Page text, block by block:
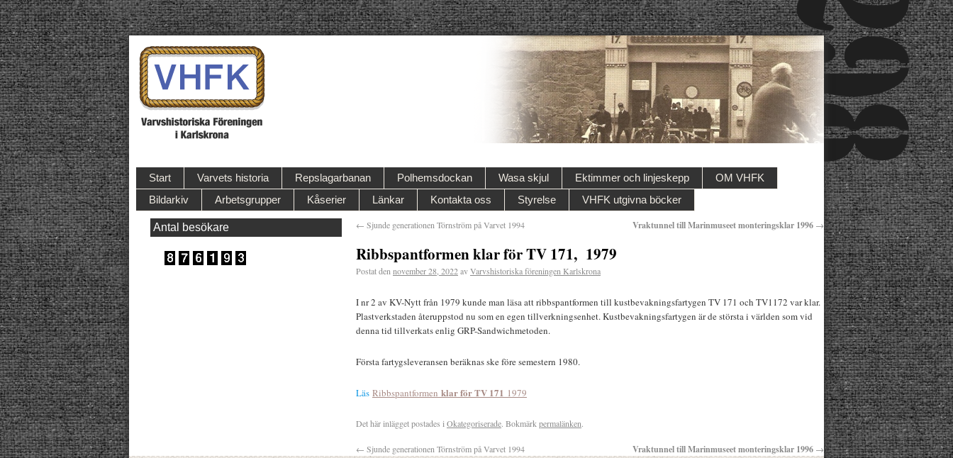
Start Varvets historia Repslagarbanan Polhemsdockan Wasa skjul Ektimmer och linjeskepp
OM VHFK
Bildarkiv
Arbetsgrupper Kåserier Länkar Kontakta oss Styrelse VHFK utgivna böcker
Antal besökare ← Sjunde generationen Törnström på Varvet 1994 Vraktunnel till Marinmuseet monteringsklar 1996 →
Ribbspantformen klar för TV 171, 1979
Postat den november 28, 2022avVarvshistoriska föreningen Karlskrona
I nr 2 av KV-Nytt från 1979 kunde man läsa att ribbspantformen till kustbevakningsfartygen TV 171 och TV1172 var klar.
Plastverkstaden återuppstod nu som en egen tillverkningsenhet. Kustbevakningsfartygen är de största i världen som vid
denna tid tillverkats enlig GRP-Sandwichmetoden.
Första fartygsleveransen beräknas ske före semestern 1980.
Läs Ribbspantformen klar för TV 171 1979
Det här inlägget postades i Okategoriserade. Bokmärk permalänken.
← Sjunde generationen Törnström på Varvet 1994 Vraktunnel till Marinmuseet monteringsklar 1996 →